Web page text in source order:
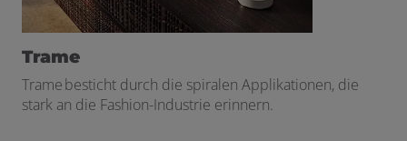
Trame
Trame besticht durch die spiralen Applikationen, die
stark an die Fashion-Industrie erinnern.